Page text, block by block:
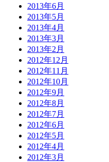
2013年6月
2013年5月
2013年4月
2013年3月
2013年2月
2012年12月
2012年11月
2012年10月
2012年9月
2012年8月
2012年7月
2012年6月
2012年5月
2012年4月
2012年3月